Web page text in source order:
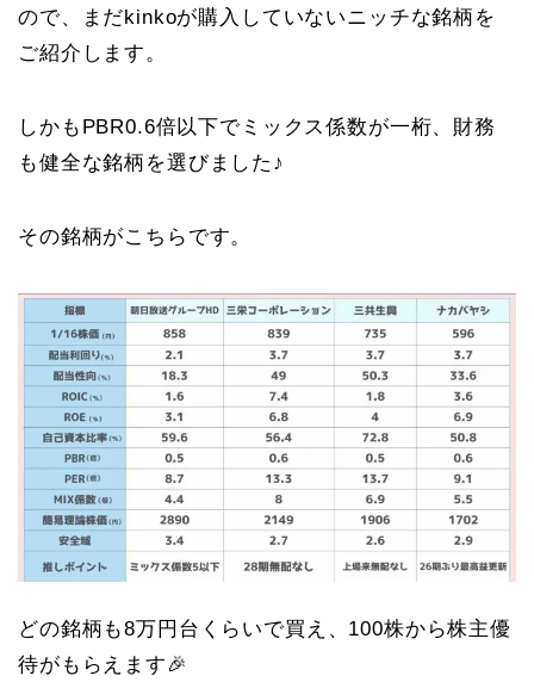
ので、まだkinkoが購入していないニッチな銘柄を
ご紹介します。
しかもPBR0.6倍以下でミックス係数が一桁、財務
も健全な銘柄を選びました♪
その銘柄がこちらです。
どの銘柄も8万円台くらいで買え、100株から株主優
待がもらえます🎉